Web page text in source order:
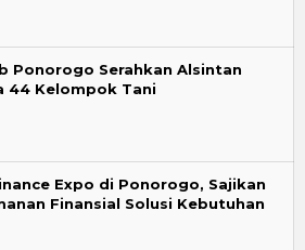
Ponorogo Serahkan Alsintan
44 Kelompok Tani
Expo di Ponorogo, Sajikan
Finansial Solusi Kebutuhan